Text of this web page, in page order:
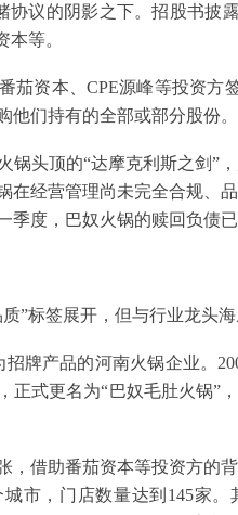
协议的阴影之下。招股书披
等。
茄资本、CPE源峰等投资方
们持有的全部或部分股份。
锅头顶的“达摩克利斯之剑”
在经营管理尚未完全合规、
季度，巴奴火锅的赎回负债
”标签展开，但与行业龙头
牌产品的河南火锅企业。
正式更名为“巴奴毛肚火锅”
，借助番茄资本等投资方的
市，门店数量达到145家